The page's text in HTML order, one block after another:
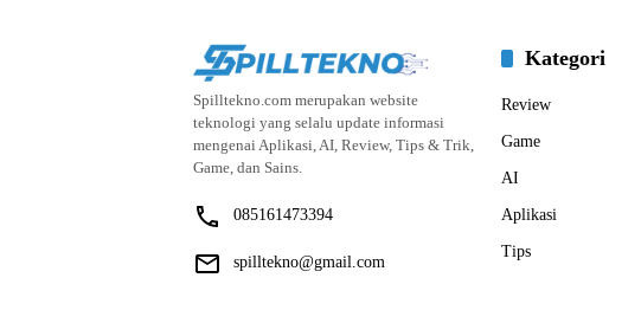
Spilltekno.com merupakan website
teknologi yang selalu update informasi
mengenai Aplikasi, AI, Review, Tips & Trik,
Game, dan Sains.
085161473394
spilltekno@gmail.com
Kategori
Review
Game
AI
Aplikasi
Tips